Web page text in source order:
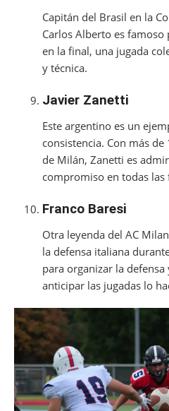
Capitán del Brasil en la
Carlos Alberto es
en la final, una jugada
y técnica.
Javier Zanetti
Este argentino es un
consistencia. Con más
de Milán, Zanetti es
compromiso en todas las
Franco Baresi
Otra leyenda del AC
la defensa italiana
para organizar la
anticipar las jugadas lo